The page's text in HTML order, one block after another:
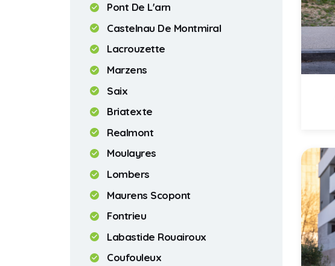
Pont De L'arn
Castelnau De Montmiral
Lacrouzette
Marzens
Saix
Briatexte
Realmont
Moulayres
Lombers
Maurens Scopont
Fontrieu
Labastide Rouairoux
Coufouleux